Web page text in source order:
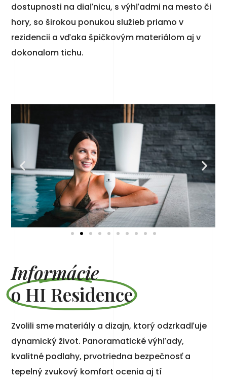
dostupnosti na diaľnicu, s výhľadmi na mesto či
hory, so širokou ponukou služieb priamo v
rezidencii a vďaka špičkovým materiálom aj v
dokonalom tichu.
Informácie
o HI Residence
Zvolili sme materiály a dizajn, ktorý odzrkadľuje
dynamický život. Panoramatické výhľady,
kvalitné podlahy, prvotriedna bezpečnosť a
tepelný zvukový komfort ocenia aj tí